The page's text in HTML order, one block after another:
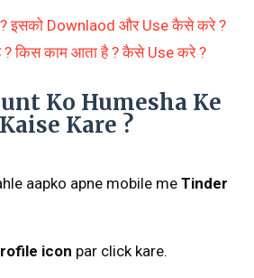
? इसको Downlaod और Use कैसे करे ?
? किस काम आता है ? कैसे Use करे ?
Ko Humesha Ke
Kare ?
aapko apne mobile me Tinder
icon par click kare.